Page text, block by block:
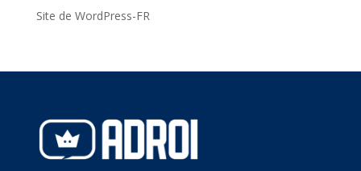
Site de WordPress-FR